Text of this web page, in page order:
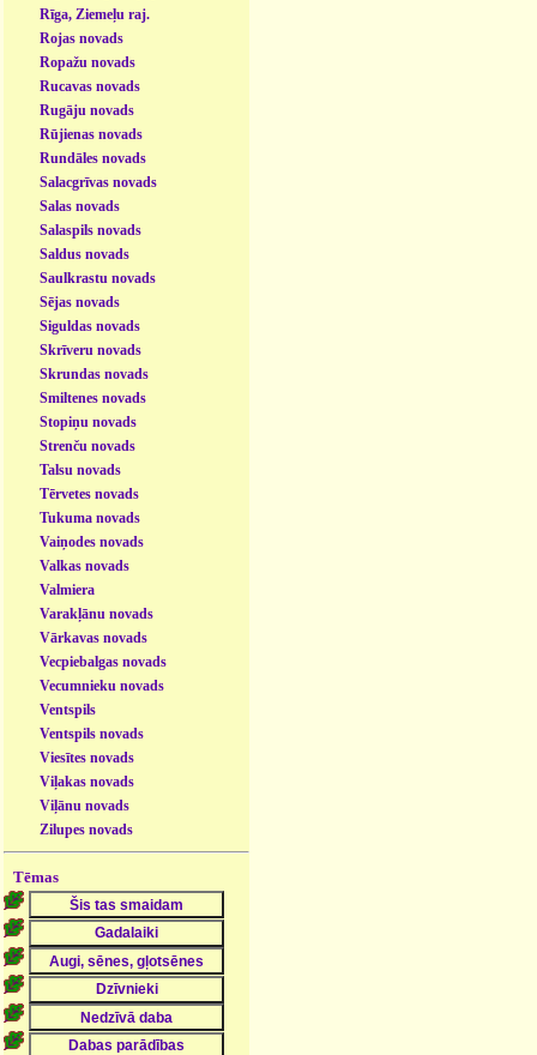
Rīga, Ziemeļu raj.
Rojas novads
Ropažu novads
Rucavas novads
Rugāju novads
Rūjienas novads
Rundāles novads
Salacgrīvas novads
Salas novads
Salaspils novads
Saldus novads
Saulkrastu novads
Sējas novads
Siguldas novads
Skrīveru novads
Skrundas novads
Smiltenes novads
Stopiņu novads
Strenču novads
Talsu novads
Tērvetes novads
Tukuma novads
Vaiņodes novads
Valkas novads
Valmiera
Varakļānu novads
Vārkavas novads
Vecpiebalgas novads
Vecumnieku novads
Ventspils
Ventspils novads
Viesītes novads
Viļakas novads
Viļānu novads
Zilupes novads
Tēmas